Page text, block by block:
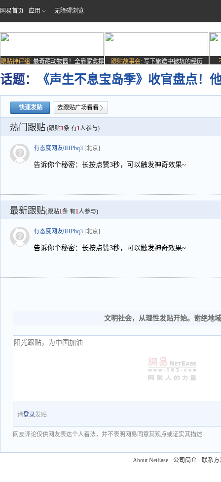
网易首页 应用 无障碍浏览
跟贴神评组: 最奇葩动物园！全靠家禽撑
场子
跟贴故事会: 写下旅途中被坑的经历
话题： 《声生不息宝岛季》收官盘点！
快速发贴 去跟贴广场看看
热门跟贴 (跟贴1条 有1人参与)
有态度网友0HPbq3 [北京]
告诉你个秘密：长按点赞3秒，可以触发神奇效果~
最新跟贴(跟贴1条 有1人参与)
有态度网友0HPbq3 [北京]
告诉你个秘密：长按点赞3秒，可以触发神奇效果~
文明社会，从理性发贴开始。谢绝地
请登录发贴
网友评论仅供网友表达个人看法，并不表明网易同意其观点或证实其描述
About NetEase - 公司简介 - 联系方